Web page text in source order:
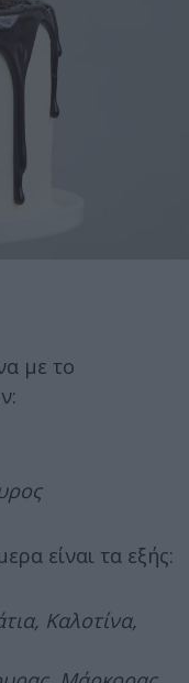
με το
είναι τα εξής:
Καλοτίνα,